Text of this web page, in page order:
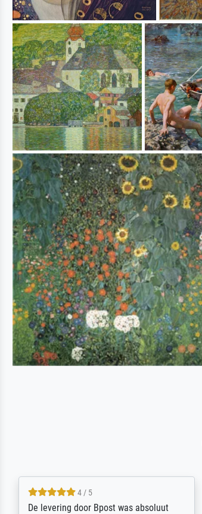
5 / 5
Sehr gute Qualität des Leinwanddrucks